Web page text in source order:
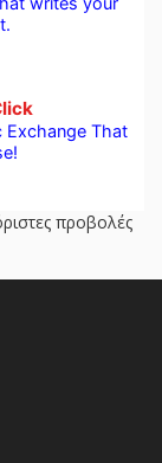
προβολές